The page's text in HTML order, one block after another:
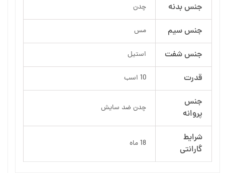
جنس بدنه چدن
جنس سیم مس
جنس شفت استیل
قدرت 10 اسب
جنس
پروانه
چدن ضد سایش
شرایط
گارانتی
18 ماه